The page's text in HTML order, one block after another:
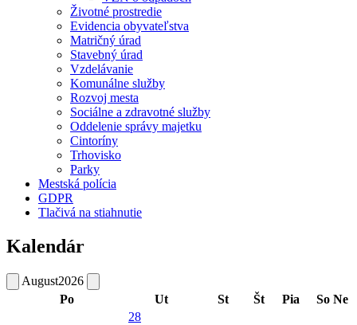
Životné prostredie
Evidencia obyvateľstva
Matričný úrad
Stavebný úrad
Vzdelávanie
Komunálne služby
Rozvoj mesta
Sociálne a zdravotné služby
Oddelenie správy majetku
Cintoríny
Trhovisko
Parky
Mestská polícia
GDPR
Tlačivá na stiahnutie
Kalendár
August2026
Po
Ut St Št Pia So Ne
28